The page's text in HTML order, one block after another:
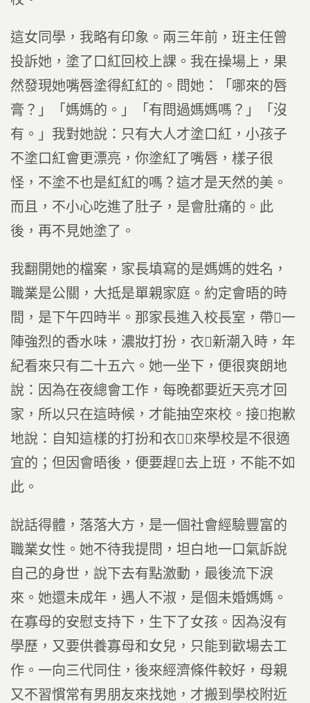
這女同學，我略有印象。兩三年前，班主任曾
投訴她，塗了口紅回校上課。我在操場上，果
然發現她嘴唇塗得紅紅的。問她：「哪來的唇
膏？」「媽媽的。」「有問過媽媽嗎？」「沒
有。」我對她說：只有大人才塗口紅，小孩子
不塗口紅會更漂亮，你塗紅了嘴唇，樣子很
怪，不塗不也是紅紅的嗎？這才是天然的美。
而且，不小心吃進了肚子，是會肚痛的。此
後，再不見她塗了。
我翻開她的檔案，家長填寫的是媽媽的姓名，
職業是公關，大抵是單親家庭。約定會晤的時
間，是下午四時半。那家長進入校長室，帶一
陣強烈的香水味，濃妝打扮，衣新潮入時，年
紀看來只有二十五六。她一坐下，便很爽朗地
說：因為在夜總會工作，每晚都要近天亮才回
家，所以只在這時候，才能抽空來校。接抱歉
地說：自知這樣的打扮和衣，來學校是不很適
宜的；但因會晤後，便要趕去上班，不能不如
此。
說話得體，落落大方，是一個社會經驗豐富的
職業女性。她不待我提問，坦白地一口氣訴說
自己的身世，說下去有點激動，最後流下淚
來。她還未成年，遇人不淑，是個未婚媽媽。
在寡母的安慰支持下，生下了女孩。因為沒有
學歷，又要供養寡母和女兒，只能到歡場去工
作。一向三代同住，後來經濟條件較好，母親
又不習慣常有男朋友來找她，才搬到學校附近